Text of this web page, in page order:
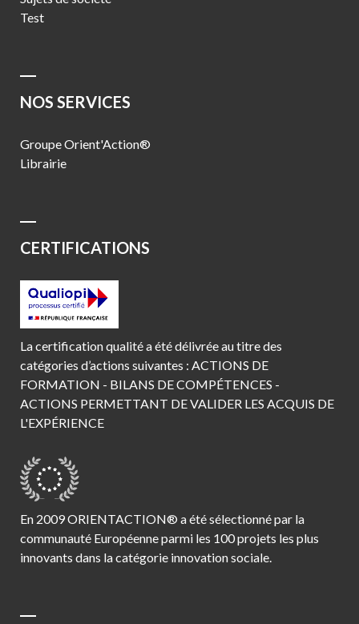
Test
NOS SERVICES
Groupe Orient'Action®
Librairie
CERTIFICATIONS
La certification qualité a été délivrée au titre des
catégories d’actions suivantes : ACTIONS DE
FORMATION - BILANS DE COMPÉTENCES -
ACTIONS PERMETTANT DE VALIDER LES ACQUIS DE
L'EXPÉRIENCE
En 2009 ORIENTACTION® a été sélectionné par la
communauté Européenne parmi les 100 projets les plus
innovants dans la catégorie innovation sociale.